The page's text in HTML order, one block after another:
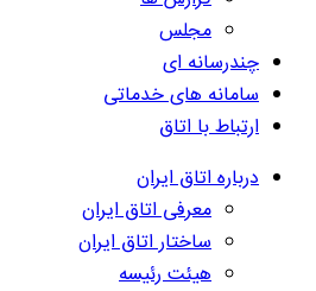
مجلس
چندرسانه ای
سامانه های خدماتی
ارتباط با اتاق
درباره اتاق ایران
معرفی اتاق ایران
ساختار اتاق ایران
هیئت رئیسه